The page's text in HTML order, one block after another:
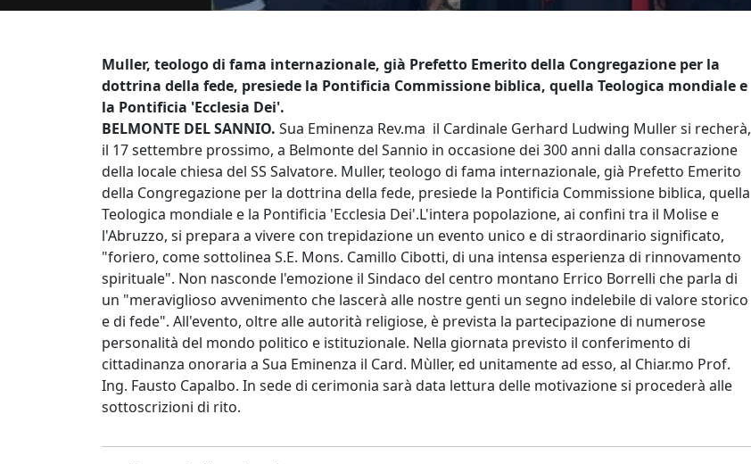
Muller, teologo di fama internazionale, già Prefetto Emerito della Congregazione per la
dottrina della fede, presiede la Pontificia Commissione biblica, quella Teologica mondiale e
la Pontificia 'Ecclesia Dei'.
BELMONTE DEL SANNIO. Sua Eminenza Rev.ma il Cardinale Gerhard Ludwing Muller si recherà,
il 17 settembre prossimo, a Belmonte del Sannio in occasione dei 300 anni dalla consacrazione
della locale chiesa del SS Salvatore. Muller, teologo di fama internazionale, già Prefetto Emerito
della Congregazione per la dottrina della fede, presiede la Pontificia Commissione biblica, quella
Teologica mondiale e la Pontificia 'Ecclesia Dei'.L'intera popolazione, ai confini tra il Molise e
l'Abruzzo, si prepara a vivere con trepidazione un evento unico e di straordinario significato,
"foriero, come sottolinea S.E. Mons. Camillo Cibotti, di una intensa esperienza di rinnovamento
spirituale". Non nasconde l'emozione il Sindaco del centro montano Errico Borrelli che parla di
un "meraviglioso avvenimento che lascerà alle nostre genti un segno indelebile di valore storico
e di fede". All'evento, oltre alle autorità religiose, è prevista la partecipazione di numerose
personalità del mondo politico e istituzionale. Nella giornata previsto il conferimento di
cittadinanza onoraria a Sua Eminenza il Card. Mùller, ed unitamente ad esso, al Chiar.mo Prof.
Ing. Fausto Capalbo. In sede di cerimonia sarà data lettura delle motivazione si procederà alle
sottoscrizioni di rito.